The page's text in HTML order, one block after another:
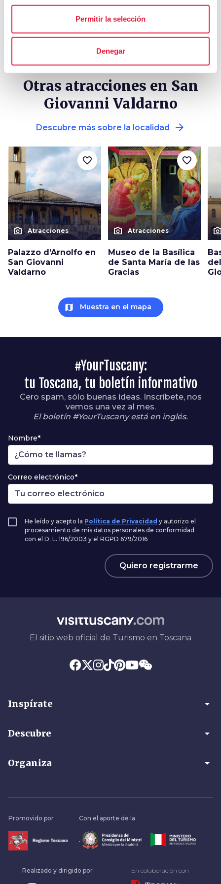
Permitir la selección
Denegar
Otras atracciones en San
Giovanni Valdarno
Descubre más sobre la localidad arrow_forward
photo_camera Atracciones
Palazzo d’Arnolfo en
San Giovanni
Valdarno
favorite_border
photo_camera Atracciones
Museo de la Basílica
de Santa María de las
Gracias
favorite_border
map Muestra en el mapa
#YourTuscany:
tu Toscana, tu boletín informativo
Cero spam, sólo buenas ideas. Inscríbete, nos
vemos una vez al mes.
El boletín #YourTuscany está en inglés.
Nombre*
Correo electrónico*
He leído y acepto la Política de Privacidad y autorizo el
procesamiento de mis datos personales de conformidad
con el D. L. 196/2003 y el RGPD 679/2016
Quiero registrarme
El sitio web oficial de Turismo en Toscana
Inspírate arrow_drop_down
Descubre arrow_drop_down
Organiza arrow_drop_down
Promovido por Con el aporte de la
.
Realizado y dirigido por En colaboración con